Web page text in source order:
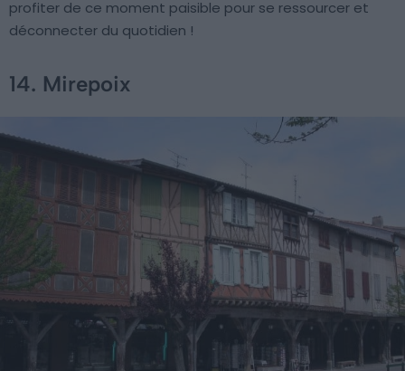
profiter de ce moment paisible pour se ressourcer et
déconnecter du quotidien !
14. Mirepoix